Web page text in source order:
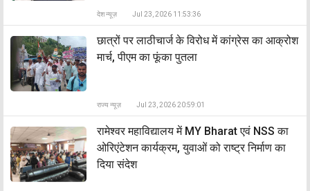
देश न्यूज़ Jul 23, 2026 11:53:36
छात्रों पर लाठीचार्ज के विरोध में कांग्रेस का आक्रोश
मार्च, पीएम का फूंका पुतला
राज्य न्यूज़ Jul 23, 2026 20:59:01
रामेश्वर महाविद्यालय में MY Bharat एवं NSS का
ओरिएंटेशन कार्यक्रम, युवाओं को राष्ट्र निर्माण का
दिया संदेश